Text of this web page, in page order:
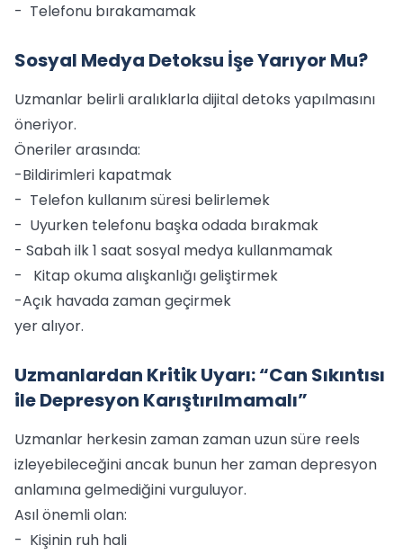
- Telefonu bırakamamak
Sosyal Medya Detoksu İşe Yarıyor Mu?
Uzmanlar belirli aralıklarla dijital detoks yapılmasını
öneriyor.
Öneriler arasında:
-Bildirimleri kapatmak
- Telefon kullanım süresi belirlemek
- Uyurken telefonu başka odada bırakmak
- Sabah ilk 1 saat sosyal medya kullanmamak
- Kitap okuma alışkanlığı geliştirmek
-Açık havada zaman geçirmek
yer alıyor.
Uzmanlardan Kritik Uyarı: “Can Sıkıntısı
ile Depresyon Karıştırılmamalı”
Uzmanlar herkesin zaman zaman uzun süre reels
izleyebileceğini ancak bunun her zaman depresyon
anlamına gelmediğini vurguluyor.
Asıl önemli olan:
- Kişinin ruh hali